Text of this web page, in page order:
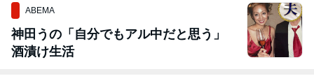
ABEMA
神田うの「自分でもアル中だと思う」
酒漬け生活